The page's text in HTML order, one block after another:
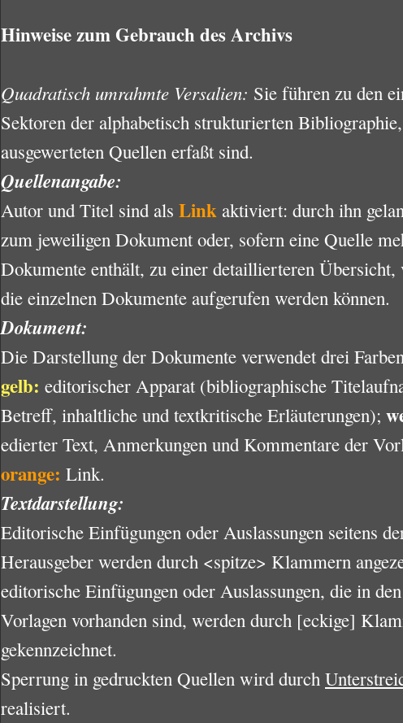
Hinweise zum Gebrauch des Archivs
Quadratisch umrahmte Versalien: Sie führen zu den
Sektoren der alphabetisch strukturierten
ausgewerteten Quellen erfaßt sind.
Quellenangabe:
Autor und Titel sind als Link aktiviert: durch ihn
zum jeweiligen Dokument oder, sofern eine Quelle
Dokumente enthält, zu einer detaillierteren Übersicht,
die einzelnen Dokumente aufgerufen werden können.
Dokument:
Die Darstellung der Dokumente verwendet drei
gelb: editorischer Apparat (bibliographische
Betreff, inhaltliche und textkritische Erläuterungen);
edierter Text, Anmerkungen und Kommentare der
orange: Link.
Textdarstellung:
Editorische Einfügungen oder Auslassungen seitens
Herausgeber werden durch <spitze> Klammern
editorische Einfügungen oder Auslassungen, die in
Vorlagen vorhanden sind, werden durch [eckige]
gekennzeichnet.
Sperrung in gedruckten Quellen wird durch
realisiert.